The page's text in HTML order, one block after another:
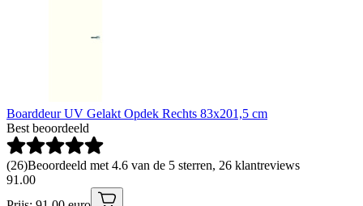
Boarddeur UV Gelakt Opdek Rechts 83x201,5 cm
Best beoordeeld
(26)Beoordeeld met 4.6 van de 5 sterren, 26 klantreviews
91 .00